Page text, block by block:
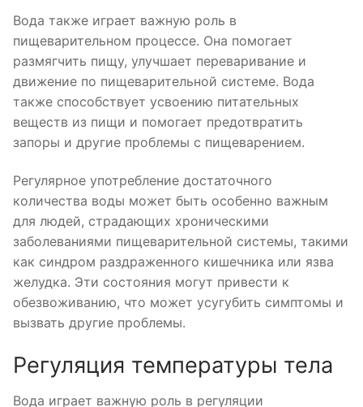
Вода также играет важную роль в
пищеварительном процессе. Она помогает
размягчить пищу, улучшает переваривание и
движение по пищеварительной системе. Вода
также способствует усвоению питательных
веществ из пищи и помогает предотвратить
запоры и другие проблемы с пищеварением.
Регулярное употребление достаточного
количества воды может быть особенно важным
для людей, страдающих хроническими
заболеваниями пищеварительной системы, такими
как синдром раздраженного кишечника или язва
желудка. Эти состояния могут привести к
обезвоживанию, что может усугубить симптомы и
вызвать другие проблемы.
Регуляция температуры тела
Вода играет важную роль в регуляции